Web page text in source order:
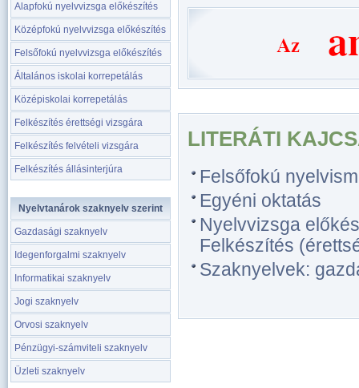
Alapfokú nyelvvizsga előkészítés
Középfokú nyelvvizsga előkészítés
Felsőfokú nyelvvizsga előkészítés
Általános iskolai korrepetálás
Középiskolai korrepetálás
Felkészítés érettségi vizsgára
Felkészítés felvételi vizsgára
Felkészítés állásinterjúra
Nyelvtanárok szaknyelv szerint
Gazdasági szaknyelv
Idegenforgalmi szaknyelv
Informatikai szaknyelv
Jogi szaknyelv
Orvosi szaknyelv
Pénzügyi-számviteli szaknyelv
Üzleti szaknyelv
LITERÁTI
Felsőfokú
Egyéni oktatás
Nyelvvizsga
Felkészítés
Szaknyelvek: